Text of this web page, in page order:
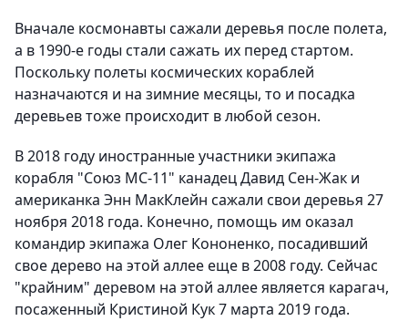
Вначале космонавты сажали деревья после полета,
а в 1990-е годы стали сажать их перед стартом.
Поскольку полеты космических кораблей
назначаются и на зимние месяцы, то и посадка
деревьев тоже происходит в любой сезон.
В 2018 году иностранные участники экипажа
корабля "Союз МС-11" канадец Давид Сен-Жак и
американка Энн МакКлейн сажали свои деревья 27
ноября 2018 года. Конечно, помощь им оказал
командир экипажа Олег Кононенко, посадивший
свое дерево на этой аллее еще в 2008 году. Сейчас
"крайним" деревом на этой аллее является карагач,
посаженный Кристиной Кук 7 марта 2019 года.